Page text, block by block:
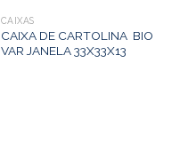
CAIXAS
CAIXA DE CARTOLINA BIO
VAR JANELA 33X33X13